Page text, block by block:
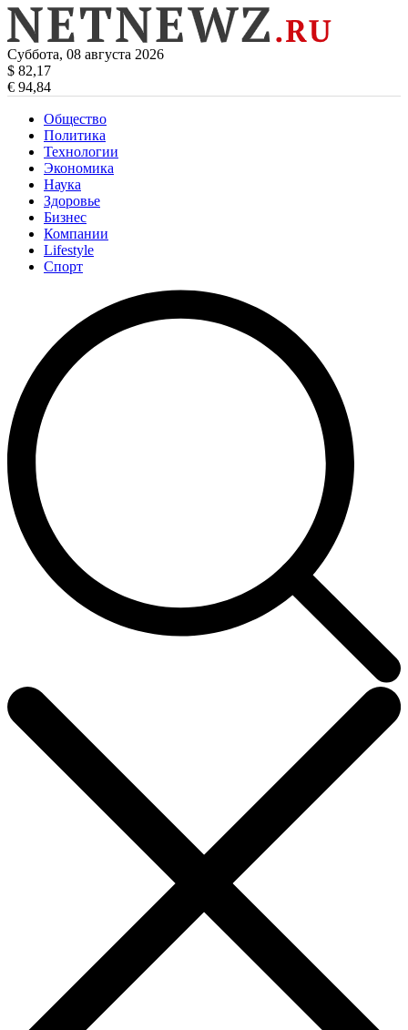
Суббота, 08 августа 2026
$ 82,17
€ 94,84
Общество
Политика
Технологии
Экономика
Наука
Здоровье
Бизнес
Компании
Lifestyle
Спорт